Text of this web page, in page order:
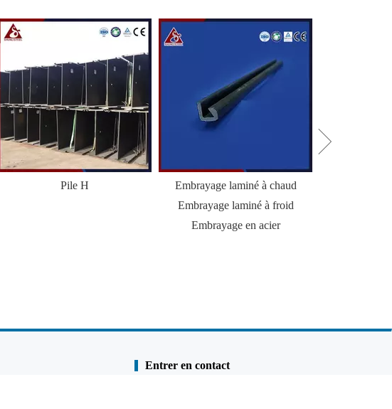
Pile H
Embrayage laminé à chaud
Embrayage laminé à froid
Embrayage en acier
Entrer en contact